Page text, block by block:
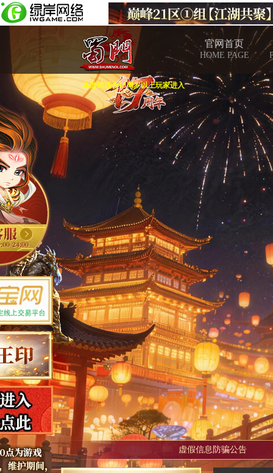
官网首页
HOME PAGE
本游戏适合18周岁以上玩家进入
虚假信息防骗公告